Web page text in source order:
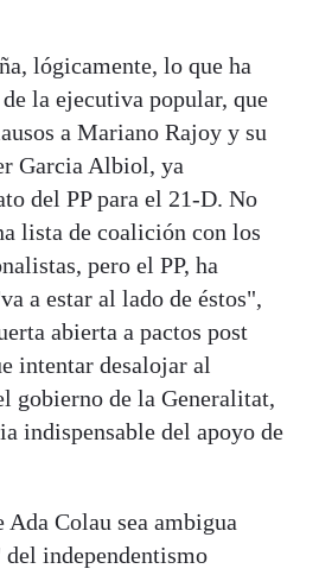
lógicamente, lo que ha
la ejecutiva popular, que
a Mariano Rajoy y su
Garcia Albiol, ya
del PP para el 21-D. No
lista de coalición con los
pero el PP, ha
a estar al lado de éstos",
abierta a pactos post
intentar desalojar al
gobierno de la Generalitat,
indispensable del apoyo de
Ada Colau sea ambigua
independentismo